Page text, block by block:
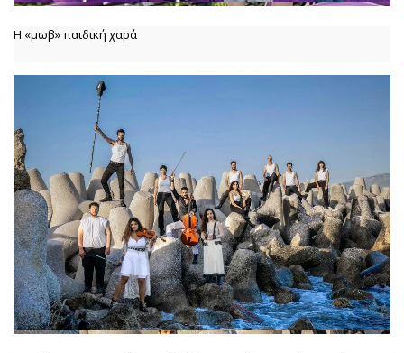
Η «μωβ» παιδική χαρά